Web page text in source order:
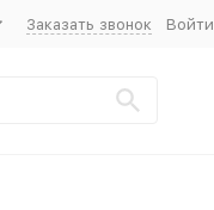
Заказать звонок Войти